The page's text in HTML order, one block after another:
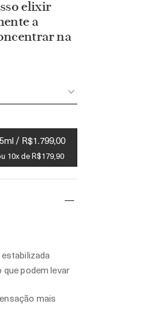
elixir
a
na
/ R$1.799,00
10x de R$179,90
podem levar
mais